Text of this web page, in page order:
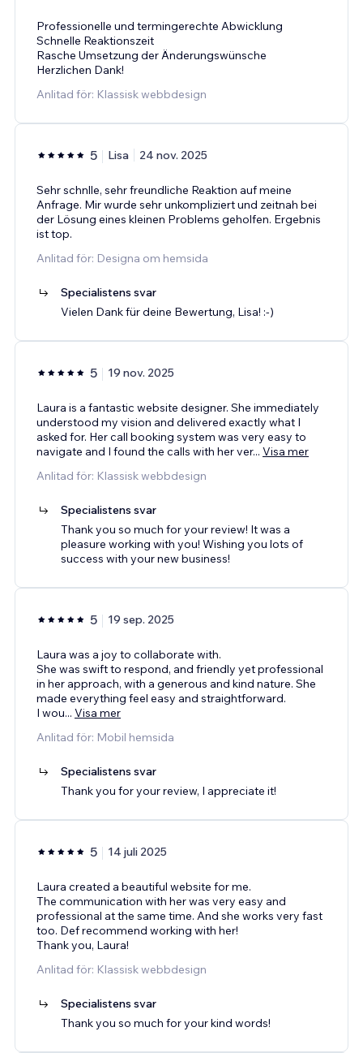
Professionelle und termingerechte Abwicklung
Schnelle Reaktionszeit
Rasche Umsetzung der Änderungswünsche
Herzlichen Dank!
Anlitad för: Klassisk webbdesign
5 Lisa 24 nov. 2025
Sehr schnlle, sehr freundliche Reaktion auf meine
Anfrage. Mir wurde sehr unkompliziert und zeitnah bei
der Lösung eines kleinen Problems geholfen. Ergebnis
ist top.
Anlitad för: Designa om hemsida
Specialistens svar
Vielen Dank für deine Bewertung, Lisa! :-)
5 19 nov. 2025
Laura is a fantastic website designer. She immediately
understood my vision and delivered exactly what I
asked for. Her call booking system was very easy to
navigate and I found the calls with her ver... Visa mer
Anlitad för: Klassisk webbdesign
Specialistens svar
Thank you so much for your review! It was a
pleasure working with you! Wishing you lots of
success with your new business!
5 19 sep. 2025
Laura was a joy to collaborate with.
She was swift to respond, and friendly yet professional
in her approach, with a generous and kind nature. She
made everything feel easy and straightforward.
I wou... Visa mer
Anlitad för: Mobil hemsida
Specialistens svar
Thank you for your review, I appreciate it!
5 14 juli 2025
Laura created a beautiful website for me.
The communication with her was very easy and
professional at the same time. And she works very fast
too. Def recommend working with her!
Thank you, Laura!
Anlitad för: Klassisk webbdesign
Specialistens svar
Thank you so much for your kind words!